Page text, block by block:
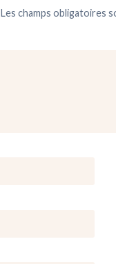
Les champs obligatoires